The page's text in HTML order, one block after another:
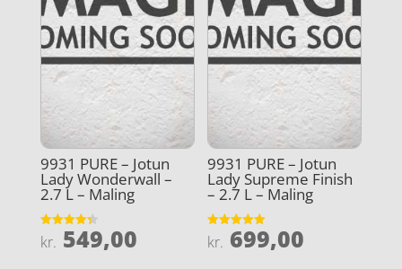
9931 PURE – Jotun
Lady Wonderwall –
2.7 L – Maling
Vurderet
4.3
kr. 549,00
9931 PURE – Jotun
Lady Supreme Finish
– 2.7 L – Maling
Vurderet
4.9
kr. 699,00